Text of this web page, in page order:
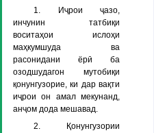
1. Иҷрои ҷазо,
инчунин татбиқи
воситаҳои ислоҳи
маҳкумшуда ва
расонидани ёрӣ ба
озодшудагон мутобиқи
қонунгузорие, ки дар вақти
иҷрои он амал мекунанд,
анҷом дода мешавад.
2. Қонунгузории